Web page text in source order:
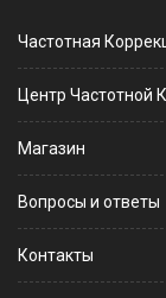
Частотная
Центр Частотной
Магазин
Вопросы и ответы
Контакты